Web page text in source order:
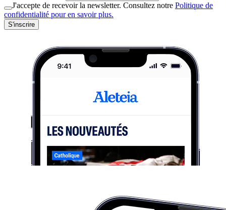
J'accepte de recevoir la newsletter. Consultez notre Politique de
confidentialité pour en savoir plus.
S'inscrire